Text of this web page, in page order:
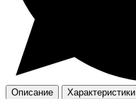
Описание Характеристики